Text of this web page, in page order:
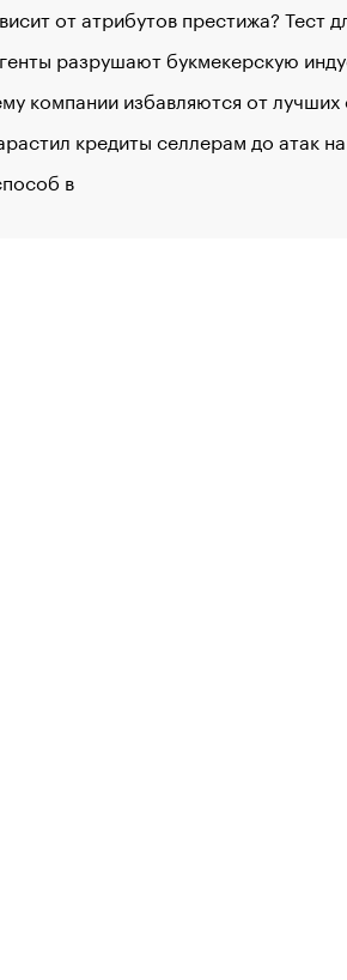
от атрибутов престижа? Тест
разрушают букмекерскую
компании избавляются от лучших
кредиты селлерам до атак
в